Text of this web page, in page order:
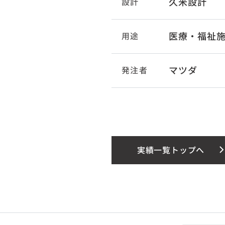
用途 医療・福祉
発注者 マツダ
実績一覧トップへ